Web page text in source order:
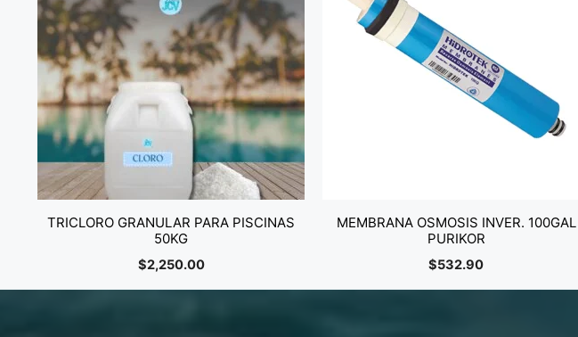
TRICLORO GRANULAR PARA PISCINAS
50KG
$2,250.00
MEMBRANA OSMOSIS INVER. 100GAL
PURIKOR
$532.90